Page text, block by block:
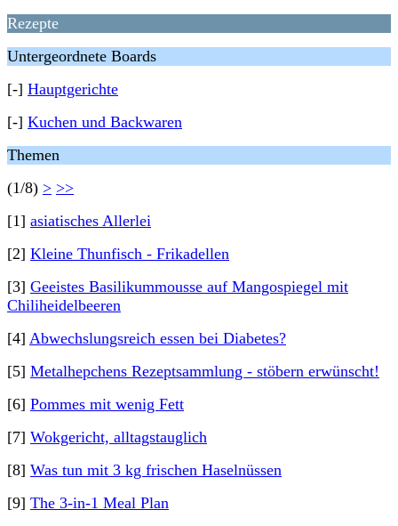
Rezepte
Untergeordnete Boards
[-] Hauptgerichte
[-] Kuchen und Backwaren
Themen
(1/8) > >>
[1] asiatisches Allerlei
[2] Kleine Thunfisch - Frikadellen
[3] Geeistes Basilikummousse auf Mangospiegel mit
Chiliheidelbeeren
[4] Abwechslungsreich essen bei Diabetes?
[5] Metalhepchens Rezeptsammlung - stöbern erwünscht!
[6] Pommes mit wenig Fett
[7] Wokgericht, alltagstauglich
[8] Was tun mit 3 kg frischen Haselnüssen
[9] The 3-in-1 Meal Plan